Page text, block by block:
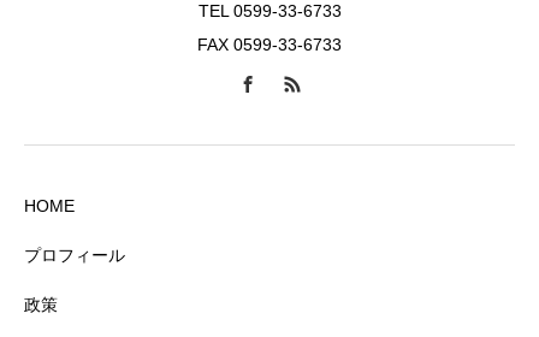
TEL 0599-33-6733
FAX 0599-33-6733
HOME
プロフィール
政策